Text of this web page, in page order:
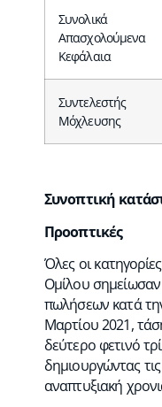
Συνολικά
Απασχολούμενα
Κεφάλαια
Συντελεστής
Μόχλευσης
Συνοπτική
Προοπτικές
Όλες οι
Ομίλου
πωλήσεων κατά
Μαρτίου 2021,
δεύτερο φετινό
δημιουργώντας
αναπτυξιακή